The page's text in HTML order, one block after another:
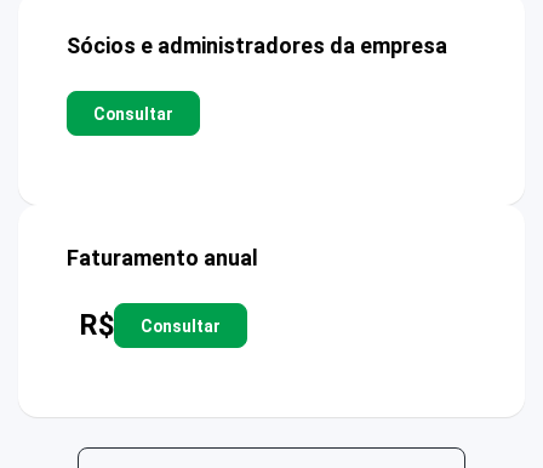
Sócios e administradores da empresa
Consultar
Faturamento anual
R$ Consultar